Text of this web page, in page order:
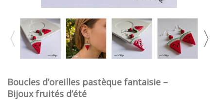
Boucles d’oreilles pastèque fantaisie –
Bijoux fruités d’été